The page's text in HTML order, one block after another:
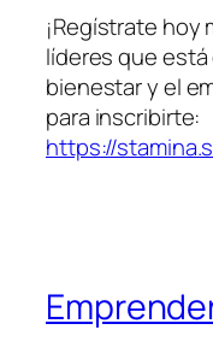
¡Regístrate hoy
líderes que
bienestar y el
para inscribirte:
https://